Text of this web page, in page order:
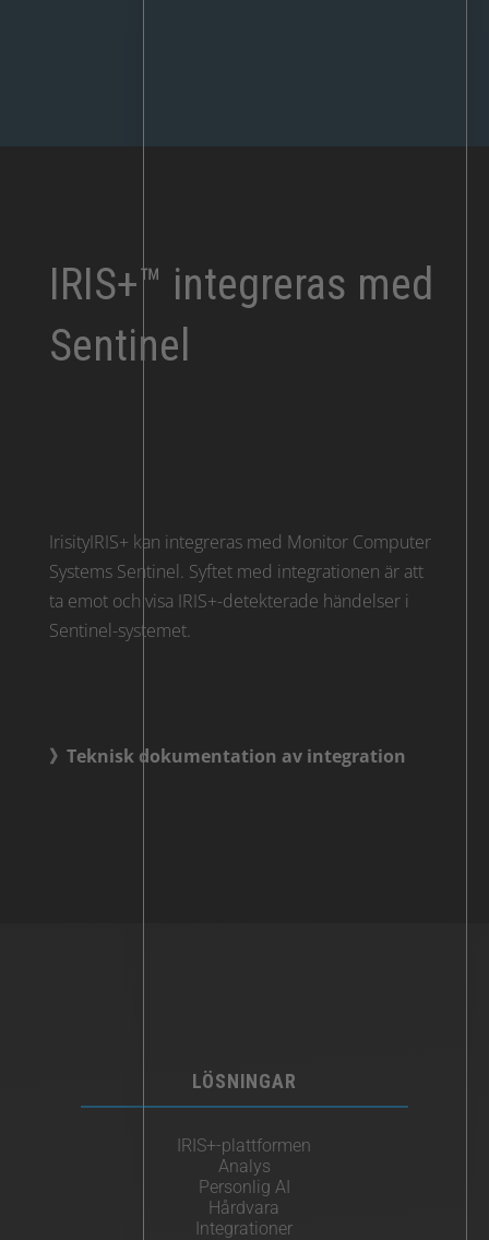
IRIS+™ integreras med
Sentinel
IrisityIRIS+ kan integreras med Monitor Computer
Systems Sentinel. Syftet med integrationen är att
ta emot och visa IRIS+-detekterade händelser i
Sentinel-systemet.
》Teknisk dokumentation av integration
LÖSNINGAR
IRIS+-plattformen
Analys
Personlig AI
Hårdvara
Integrationer